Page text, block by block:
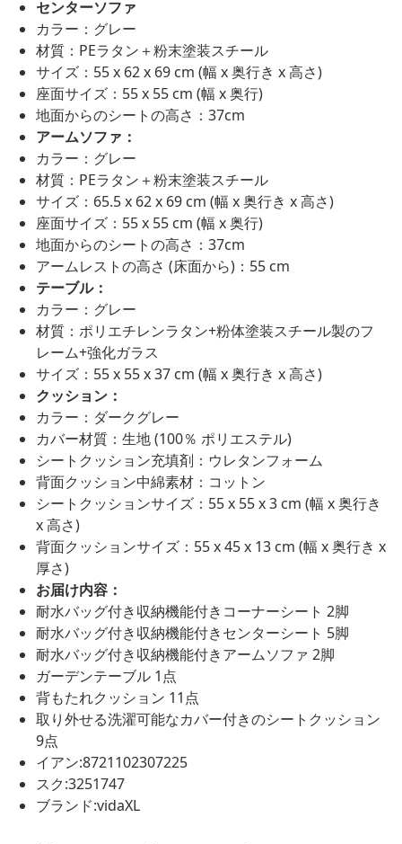
センターソファ
カラー：グレー
材質：PEラタン＋粉末塗装スチール
サイズ：55 x 62 x 69 cm (幅 x 奥行き x 高さ)
座面サイズ：55 x 55 cm (幅 x 奥行)
地面からのシートの高さ：37cm
アームソファ：
カラー：グレー
材質：PEラタン＋粉末塗装スチール
サイズ：65.5 x 62 x 69 cm (幅 x 奥行き x 高さ)
座面サイズ：55 x 55 cm (幅 x 奥行)
地面からのシートの高さ：37cm
アームレストの高さ (床面から)：55 cm
テーブル：
カラー：グレー
材質：ポリエチレンラタン+粉体塗装スチール製のフ
レーム+強化ガラス
サイズ：55 x 55 x 37 cm (幅 x 奥行き x 高さ)
クッション：
カラー：ダークグレー
カバー材質：生地 (100％ ポリエステル)
シートクッション充填剤：ウレタンフォーム
背面クッション中綿素材：コットン
シートクッションサイズ：55 x 55 x 3 cm (幅 x 奥行き
x 高さ)
背面クッションサイズ：55 x 45 x 13 cm (幅 x 奥行き x
厚さ)
お届け内容：
耐水バッグ付き収納機能付きコーナーシート 2脚
耐水バッグ付き収納機能付きセンターシート 5脚
耐水バッグ付き収納機能付きアームソファ 2脚
ガーデンテーブル 1点
背もたれクッション 11点
取り外せる洗濯可能なカバー付きのシートクッション
9点
イアン:8721102307225
スク:3251747
ブランド:vidaXL